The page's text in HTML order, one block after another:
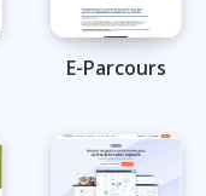
E-Parcours